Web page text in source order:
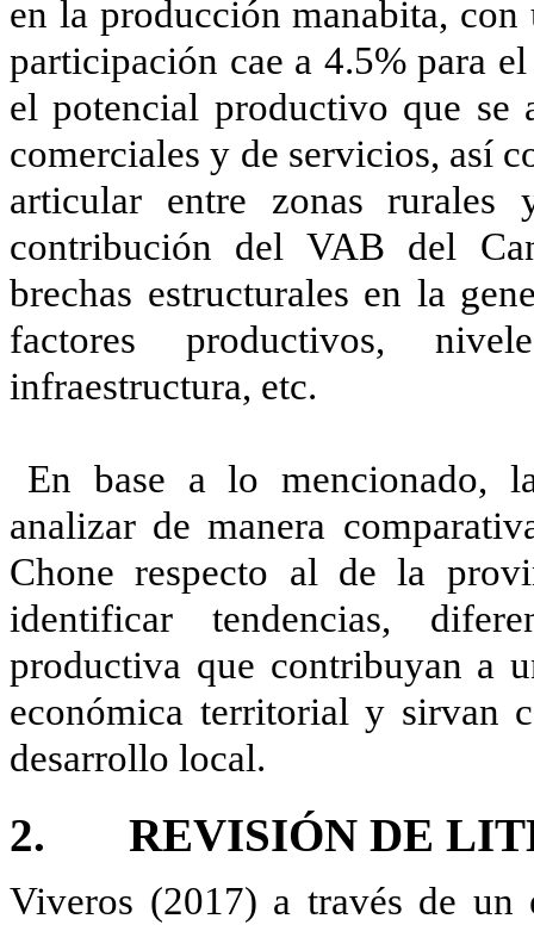
en la producción manabita,
participación cae a 4.5% para
el potencial productivo que se
comerciales y de servicios, así
articular entre zonas
contribución del VAB del
brechas estructurales en la
factores productivos,
infraestructura, etc.
En base a lo mencionado,
analizar de manera
Chone respecto al de la
identificar tendencias,
productiva que contribuyan a
económica territorial y sirvan
desarrollo local.
2. REVISIÓN DE
Viveros (2017) a través de